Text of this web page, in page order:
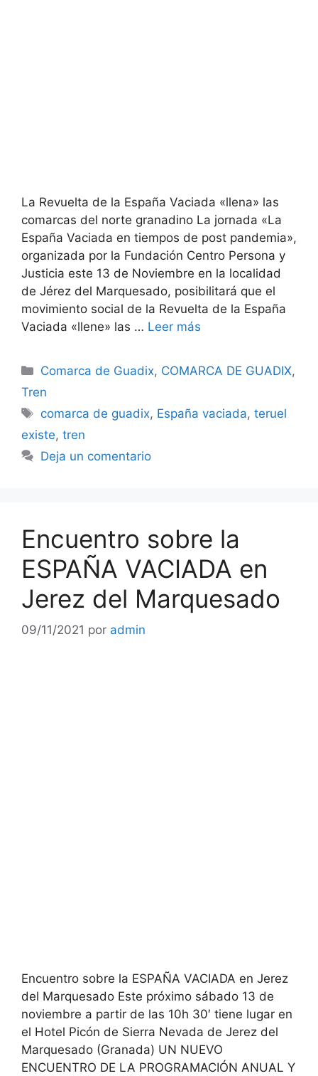
La Revuelta de la España Vaciada «llena» las
comarcas del norte granadino La jornada «La
España Vaciada en tiempos de post pandemia»,
organizada por la Fundación Centro Persona y
Justicia este 13 de Noviembre en la localidad
de Jérez del Marquesado, posibilitará que el
movimiento social de la Revuelta de la España
Vaciada «llene» las … Leer más
Categorías
Comarca de Guadix, COMARCA DE GUADIX,
Tren
Etiquetas
comarca de guadix, España vaciada,teruel
existe, tren
Deja un comentario
Encuentro sobre la
ESPAÑA VACIADA en
Jerez del Marquesado
09/11/2021 por admin
Encuentro sobre la ESPAÑA VACIADA en Jerez
del Marquesado Este próximo sábado 13 de
noviembre a partir de las 10h 30′ tiene lugar en
el Hotel Picón de Sierra Nevada de Jerez del
Marquesado (Granada) UN NUEVO
ENCUENTRO DE LA PROGRAMACIÓN ANUAL Y